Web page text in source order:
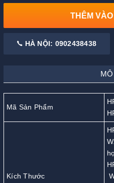
THÊM
HÀ NỘI: 0902438438
Mã Sản Phẩm
Kích Thước